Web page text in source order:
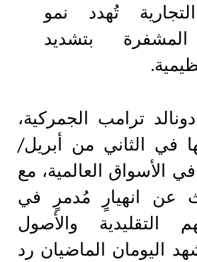
تُهدد نمو
المشفرة بتشديد
ترامب الجمركية،
في الثاني من أبريل/
الأسواق العالمية، مع
عن انهيارٍ مُدمرٍ في
التقليدية والأصول
اليومان الماضيان رد